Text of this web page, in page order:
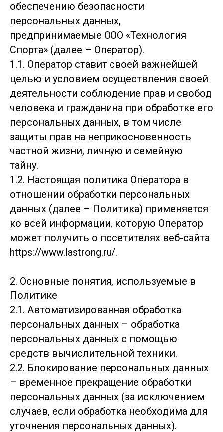
обеспечению безопасности
персональных данных,
предпринимаемые ООО «Технология
Спорта» (далее – Оператор).
1.1. Оператор ставит своей важнейшей
целью и условием осуществления своей
деятельности соблюдение прав и свобод
человека и гражданина при обработке его
персональных данных, в том числе
защиты прав на неприкосновенность
частной жизни, личную и семейную
тайну.
1.2. Настоящая политика Оператора в
отношении обработки персональных
данных (далее – Политика) применяется
ко всей информации, которую Оператор
может получить о посетителях веб-сайта
https://www.lastrong.ru/.
2. Основные понятия, используемые в
Политике
2.1. Автоматизированная обработка
персональных данных – обработка
персональных данных с помощью
средств вычислительной техники.
2.2. Блокирование персональных данных
– временное прекращение обработки
персональных данных (за исключением
случаев, если обработка необходима для
уточнения персональных данных).